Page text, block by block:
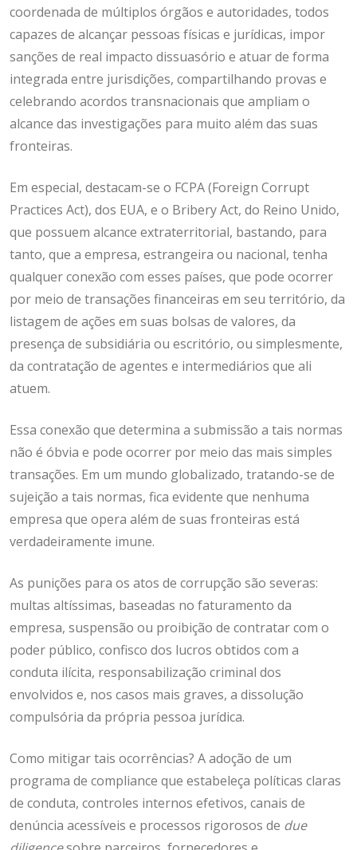
coordenada de múltiplos órgãos e autoridades, todos
capazes de alcançar pessoas físicas e jurídicas, impor
sanções de real impacto dissuasório e atuar de forma
integrada entre jurisdições, compartilhando provas e
celebrando acordos transnacionais que ampliam o
alcance das investigações para muito além das suas
fronteiras.
Em especial, destacam-se o FCPA (Foreign Corrupt
Practices Act), dos EUA, e o Bribery Act, do Reino Unido,
que possuem alcance extraterritorial, bastando, para
tanto, que a empresa, estrangeira ou nacional, tenha
qualquer conexão com esses países, que pode ocorrer
por meio de transações financeiras em seu território, da
listagem de ações em suas bolsas de valores, da
presença de subsidiária ou escritório, ou simplesmente,
da contratação de agentes e intermediários que ali
atuem.
Essa conexão que determina a submissão a tais normas
não é óbvia e pode ocorrer por meio das mais simples
transações. Em um mundo globalizado, tratando-se de
sujeição a tais normas, fica evidente que nenhuma
empresa que opera além de suas fronteiras está
verdadeiramente imune.
As punições para os atos de corrupção são severas:
multas altíssimas, baseadas no faturamento da
empresa, suspensão ou proibição de contratar com o
poder público, confisco dos lucros obtidos com a
conduta ilícita, responsabilização criminal dos
envolvidos e, nos casos mais graves, a dissolução
compulsória da própria pessoa jurídica.
Como mitigar tais ocorrências? A adoção de um
programa de compliance que estabeleça políticas claras
de conduta, controles internos efetivos, canais de
denúncia acessíveis e processos rigorosos de due